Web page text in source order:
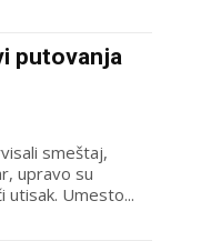
putovanja
smeštaj,
upravo su
utisak. Umesto...